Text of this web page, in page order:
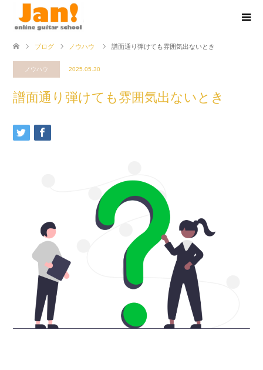
ブログ ノウハウ 譜面通り弾けても雰囲気出ないとき
ノウハウ 2025.05.30
譜面通り弾けても雰囲気出ないとき